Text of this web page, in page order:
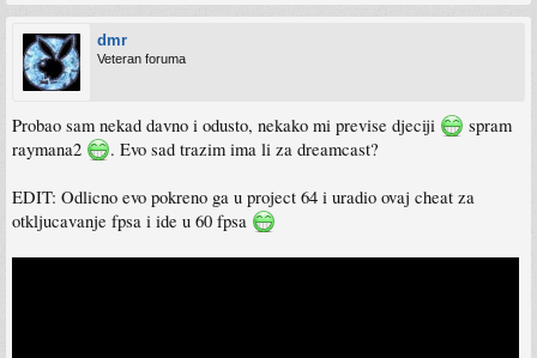
dmr
Veteran foruma
Probao sam nekad davno i odusto, nekako mi previse djeciji
spram
raymana2
. Evo sad trazim ima li za dreamcast?
EDIT: Odlicno evo pokreno ga u project 64 i uradio ovaj cheat za
otkljucavanje fpsa i ide u 60 fpsa